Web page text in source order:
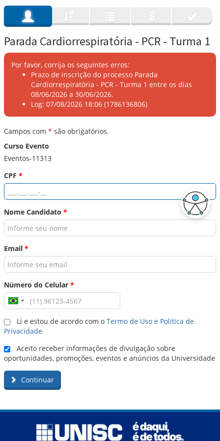
Parada Cardiorrespiratória - PCR - Turma 1
Por favor, corrija os seguintes erros:
Prazo de inscrição do processo Parada
Cardiorrespiratória - PCR - Turma 1 entre os dias
08/06/2026 a 30/06/2026.
Log: 07/08/2026 18:06 (1786136806)
Campos com * são obrigatórios.
Curso Evento
Eventos-11313
CPF *
Nome Candidato *
Email *
Número do Celular *
Li e estou de acordo com o Termo de Uso e Politica de
Privacidade
Aceito receber informações de divulgação sobre
oportunidades, promoções, eventos e anúncios da Universidade
Continuar